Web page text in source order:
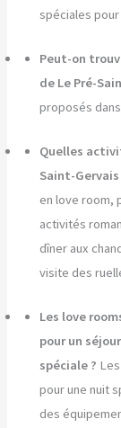
spéciales
Peut-on
de Le Pré-
proposés
Quelles
Saint-
en love room,
activités
dîner aux
visite des
Les love
pour un
spéciale ?
pour une nuit
des